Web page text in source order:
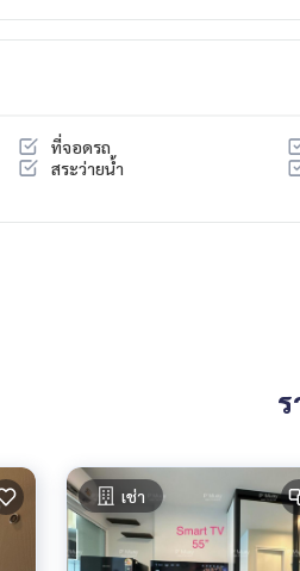
ดรถมอร์เตอร์ไซด์ 1 คัน🛵
ที่จอดรถ
สระว่ายน้ำ
เช่า